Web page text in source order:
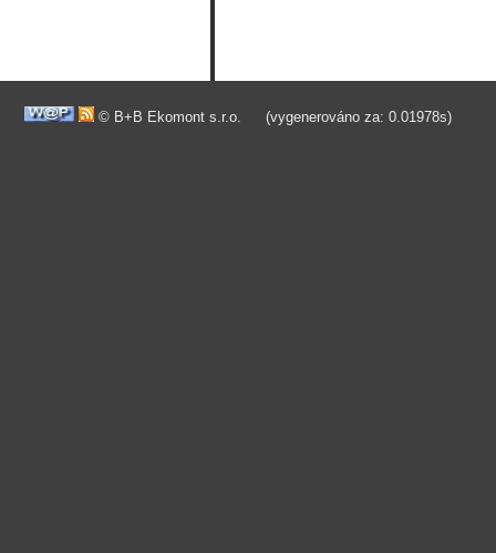
© B+B Ekomont s.r.o. (vygenerováno za: 0.01978s)